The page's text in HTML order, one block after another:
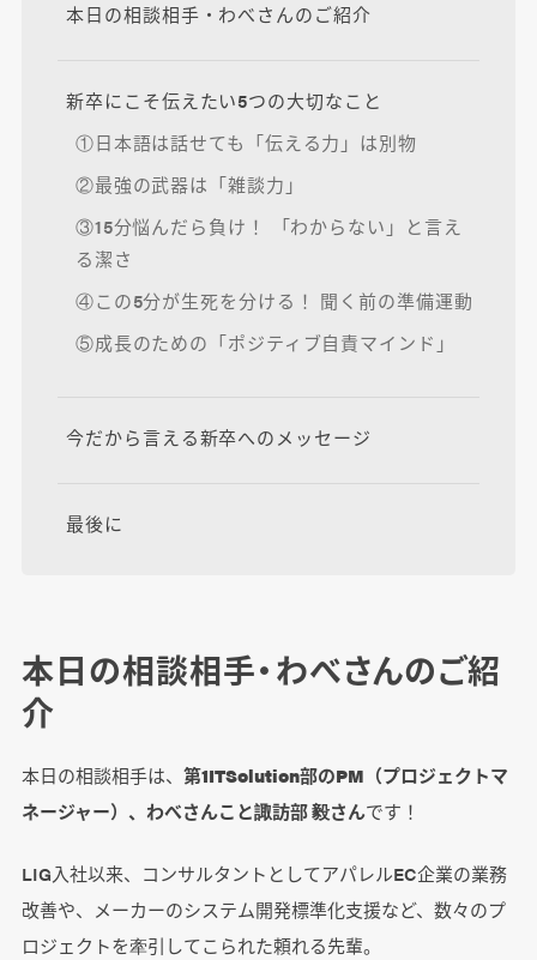
本日の相談相手・わべさんのご紹介
新卒にこそ伝えたい5つの大切なこと
①日本語は話せても「伝える力」は別物
②最強の武器は「雑談力」
③15分悩んだら負け！ 「わからない」と言え
る潔さ
④この5分が生死を分ける！ 聞く前の準備運動
⑤成長のための「ポジティブ自責マインド」
今だから言える新卒へのメッセージ
最後に
本日の相談相手・わべさんのご紹
介
本日の相談相手は、 第1ITSolution部のPM（プロジェクトマ
ネージャー）、わべさんこと諏訪部 毅さんです！
LIG入社以来、コンサルタントとしてアパレルEC企業の業務
改善や、メーカーのシステム開発標準化支援など、数々のプ
ロジェクトを牽引してこられた頼れる先輩。